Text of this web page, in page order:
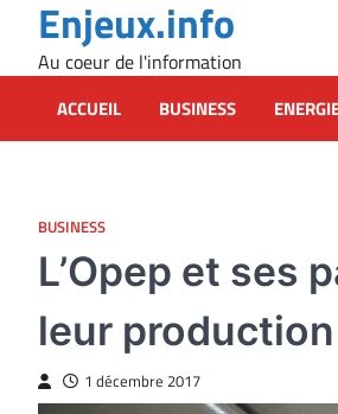
content
Enjeux.info
Au coeur de l'information
ACCUEIL BUSINESS
BUSINESS
L’Opep et ses
leur
1 décembre 2017